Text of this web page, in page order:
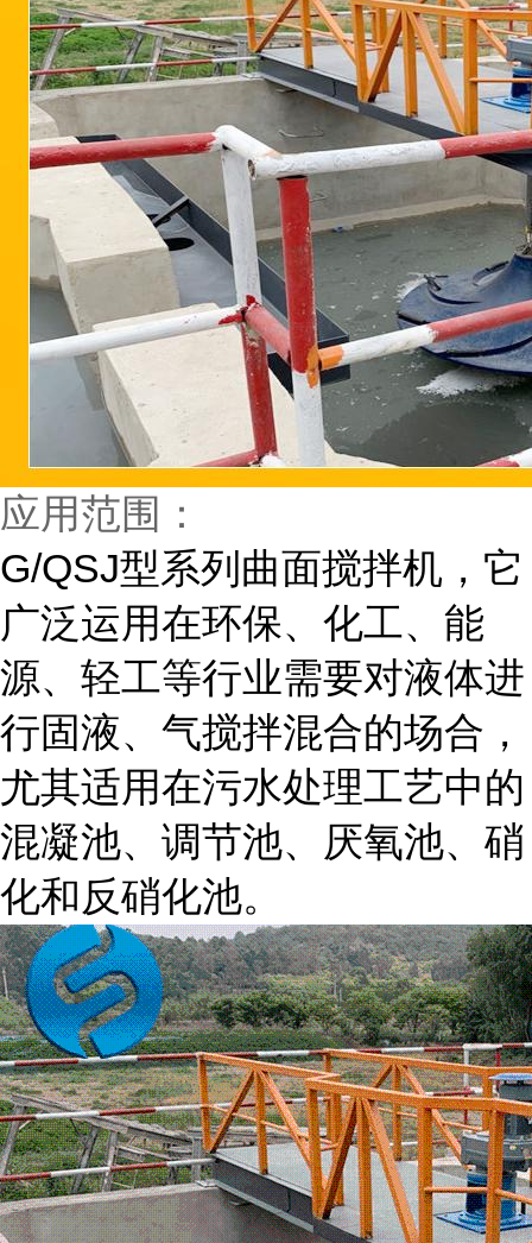
应用范围：
G/QSJ型系列曲面搅拌机，它
广泛运用在环保、化工、能
源、轻工等行业需要对液体进
行固液、气搅拌混合的场合，
尤其适用在污水处理工艺中的
混凝池、调节池、厌氧池、硝
化和反硝化池。